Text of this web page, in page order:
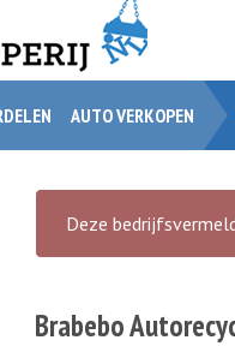
AUTO VERKOPEN
Deze
Brabebo